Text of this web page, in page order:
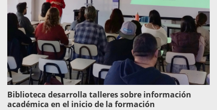
Biblioteca desarrolla talleres sobre información
académica en el inicio de la formación